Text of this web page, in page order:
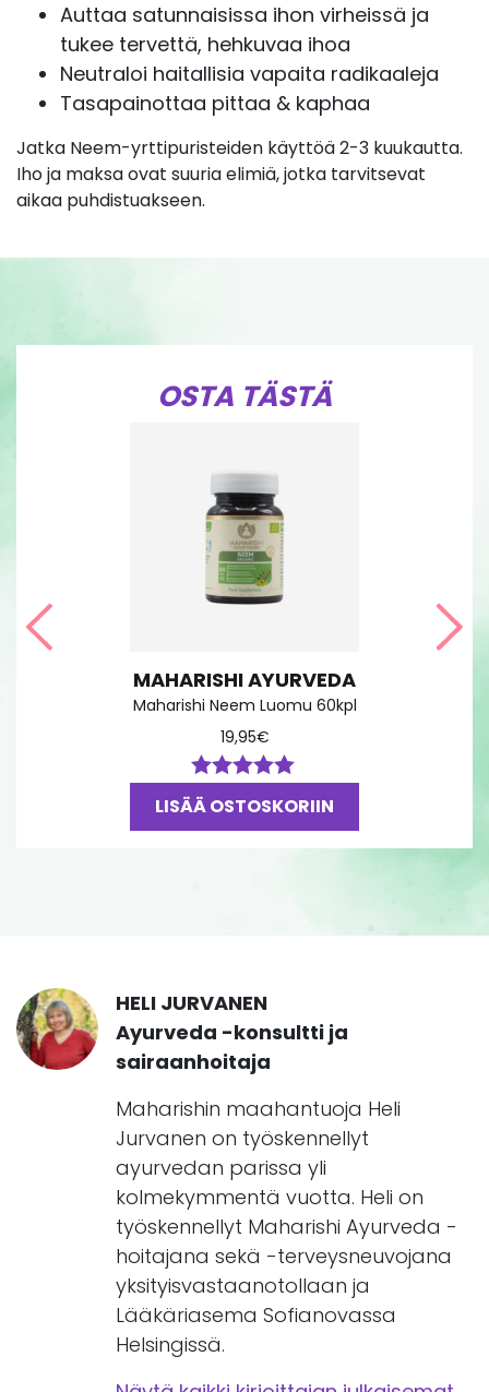
Auttaa satunnaisissa ihon virheissä ja
tukee tervettä, hehkuvaa ihoa
Neutraloi haitallisia vapaita radikaaleja
Tasapainottaa pittaa & kaphaa
Jatka Neem-yrttipuristeiden käyttöä 2-3 kuukautta.
Iho ja maksa ovat suuria elimiä, jotka tarvitsevat
aikaa puhdistuakseen.
OSTA TÄSTÄ
MAHARISHI AYURVEDA
Maharishi Neem Luomu 60kpl
19,95€
Arvostelu
tuotteesta:
5.00/ 5
LISÄÄ OSTOSKORIIN
Edellinen
HELI JURVANEN
Ayurveda -konsultti ja
sairaanhoitaja
Maharishin maahantuoja Heli
Jurvanen on työskennellyt
ayurvedan parissa yli
kolmekymmentä vuotta. Heli on
työskennellyt Maharishi Ayurveda -
hoitajana sekä -terveysneuvojana
yksityisvastaanotollaan ja
Lääkäriasema Sofianovassa
Helsingissä.